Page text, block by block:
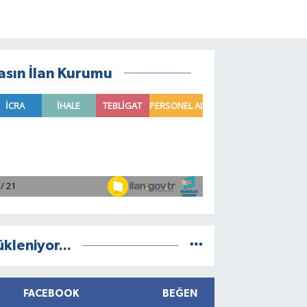
İlan Kurumu
FACEBOOK BEĞEN